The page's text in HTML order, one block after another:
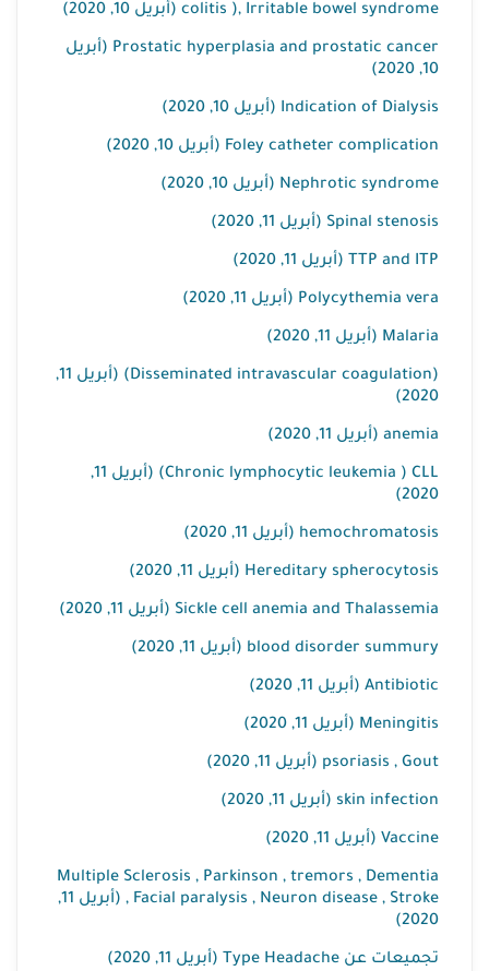
colitis ), Irritable bowel syndrome (أبريل 10, 2020)
Prostatic hyperplasia and prostatic cancer (أبريل
10, 2020)
Indication of Dialysis (أبريل 10, 2020)
Foley catheter complication (أبريل 10, 2020)
Nephrotic syndrome (أبريل 10, 2020)
Spinal stenosis (أبريل 11, 2020)
TTP and ITP (أبريل 11, 2020)
Polycythemia vera (أبريل 11, 2020)
Malaria (أبريل 11, 2020)
(Disseminated intravascular coagulation) (أبريل 11,
2020)
anemia (أبريل 11, 2020)
Chronic lymphocytic leukemia ) CLL) (أبريل 11,
2020)
hemochromatosis (أبريل 11, 2020)
Hereditary spherocytosis (أبريل 11, 2020)
Sickle cell anemia and Thalassemia (أبريل 11, 2020)
blood disorder summury (أبريل 11, 2020)
Antibiotic (أبريل 11, 2020)
Meningitis (أبريل 11, 2020)
psoriasis , Gout (أبريل 11, 2020)
skin infection (أبريل 11, 2020)
Vaccine (أبريل 11, 2020)
Multiple Sclerosis , Parkinson , tremors , Dementia
, Facial paralysis , Neuron disease , Stroke (أبريل 11,
2020)
تجميعات عن Type Headache (أبريل 11, 2020)